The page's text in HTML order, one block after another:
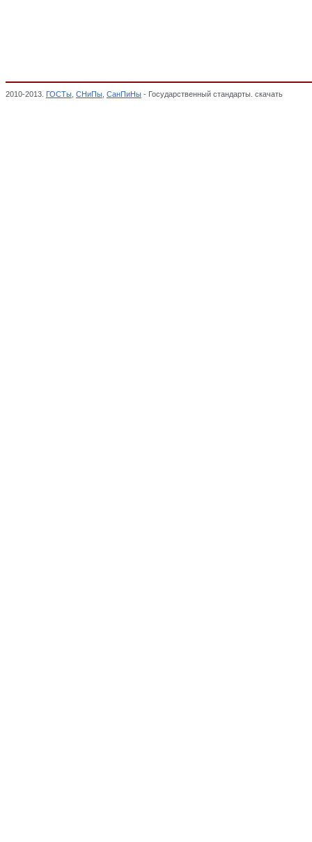
2010-2013. ГОСТы СНиПы СанПиНы - Государственный стандарты. скачать